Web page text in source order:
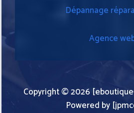
Dépannage
Agence
Copyright © 2026
Powered by